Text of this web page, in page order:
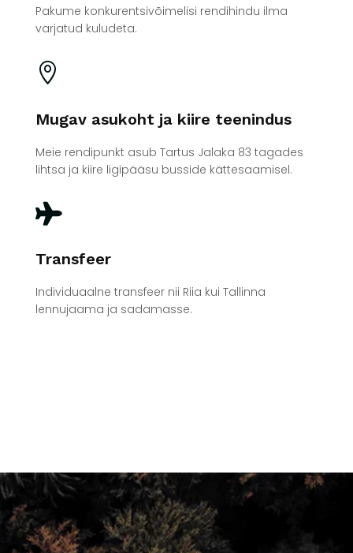
Pakume konkurentsivõimelisi rendihindu ilma
varjatud kuludeta.

Mugav asukoht ja kiire teenindus
Meie rendipunkt asub Tartus Jalaka 83 tagades
lihtsa ja kiire ligipääsu busside kättesaamisel.

Transfeer
Individuaalne transfeer nii Riia kui Tallinna
lennujaama ja sadamasse.